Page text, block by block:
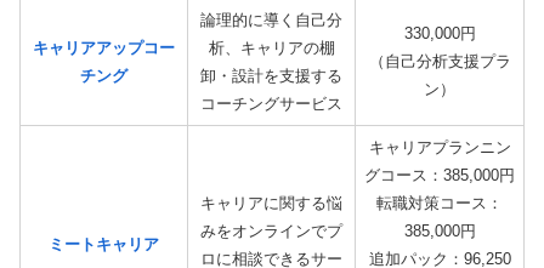
キャリアアップコー
チング
論理的に導く自己分
析、キャリアの棚
卸・設計を支援する
コーチングサービス
330,000円
（自己分析支援プラ
ン）
ミートキャリア
キャリアに関する悩
みをオンラインでプ
ロに相談できるサー
キャリアプランニン
グコース：385,000円
転職対策コース：
385,000円
追加パック：96,250